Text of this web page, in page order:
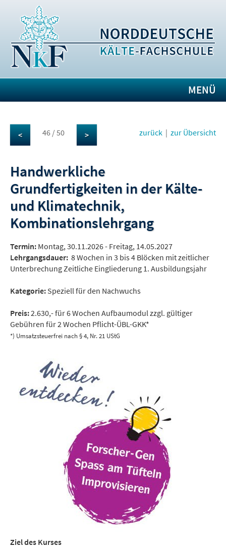
MENÜ
< 46 / 50 > zurück | zur Übersicht
Handwerkliche
Grundfertigkeiten in der Kälte-
und Klimatechnik,
Kombinationslehrgang
Termin: Montag, 30.11.2026 - Freitag, 14.05.2027
Lehrgangsdauer: 8 Wochen in 3 bis 4 Blöcken mit zeitlicher
Unterbrechung Zeitliche Eingliederung 1. Ausbildungsjahr
Kategorie: Speziell für den Nachwuchs
Preis:2.630,- für 6 Wochen Aufbaumodul zzgl. gültiger
Gebühren für 2 Wochen Pflicht-ÜBL-GKK*
*) Umsatzsteuerfrei nach § 4, Nr. 21 UStG
Ziel des Kurses